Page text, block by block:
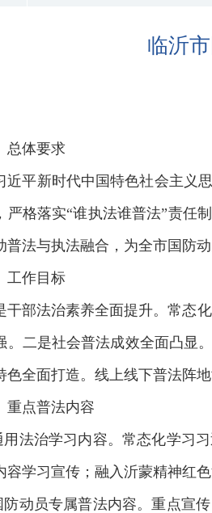
临沂
总体要求
近平新时代中国特色社会主义
严格落实“谁执法谁普法”责任
普法与执法融合，为全市国防
工作目标
干部法治素养全面提升。常态
。二是社会普法成效全面凸显
色全面打造。线上线下普法阵
重点普法内容
用法治学习内容。常态化学习
容学习宣传；融入沂蒙精神红色
防动员专属普法内容。重点宣